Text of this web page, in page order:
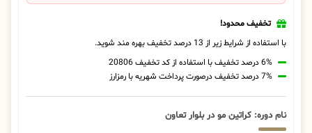
تخفیف محدود!
با استفاده از شرایط زیر از 13 درصد تخفیف بهره مند شوید.
6% درصد تخفیف با استفاده از کد تخفیف 20806
7% درصد تخفیف درصورت پرداخت شهریه با رمزارز
نام دوره: کراتین مو در بلوار تعاون